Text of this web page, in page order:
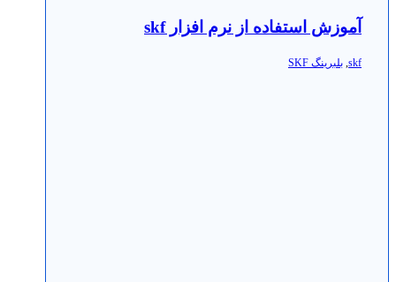
آموزش استفاده از نرم افزار skf
skf
, بلبرینگ SKF